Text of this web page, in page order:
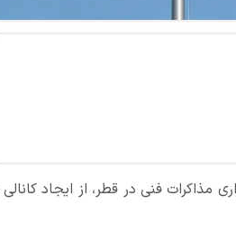
مذاکرات فنی در قطر، از ایجاد